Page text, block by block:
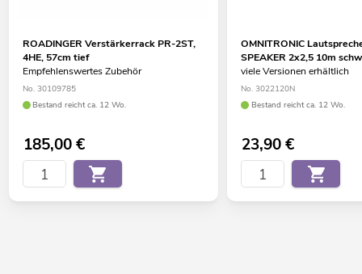
ROADINGER Verstärkerrack PR-2ST,
4HE, 57cm tief
Empfehlenswertes Zubehör
No. 30109785
Bestand reicht ca. 12 Wo.
185,00€
OMNITRONIC
SPEAKER 2x2,5 10m
viele Versionen erhältlich
No. 3022120N
Bestand reicht ca. 12 Wo.
23,90€